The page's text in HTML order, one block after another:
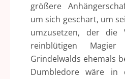
größere
um sich geschart, um
umzusetzen, der die
reinblütigen
Grindelwalds ehemals
Dumbledore wäre in